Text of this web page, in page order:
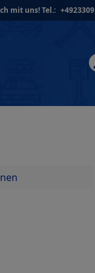
mit uns!Tel.: